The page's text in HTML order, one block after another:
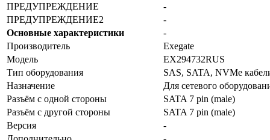
ПРЕДУПРЕЖДЕНИЕ
-
ПРЕДУПРЕЖДЕНИЕ2
-
Основные характеристики
-
Производитель
Exegate
Модель
EX294732RUS
Тип оборудования
SAS, SATA, NVMe
Назначение
Для сетевого
Разъём с одной стороны
SATA 7 pin (male)
Разъём с другой стороны
SATA 7 pin (male)
Версия
-